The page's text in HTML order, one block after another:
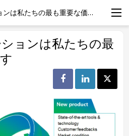
R＆D--イノベーションは私たちの最も重要な価値です
ョンは私たちの最